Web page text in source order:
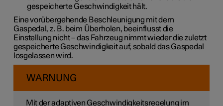
gespeicherte Geschwindigkeit hält.
Eine vorübergehende Beschleunigung mit dem
Gaspedal, z. B. beim Überholen, beeinflusst die
Einstellung nicht – das Fahrzeug nimmt wieder die zuletzt
gespeicherte Geschwindigkeit auf, sobald das Gaspedal
losgelassen wird.
WARNUNG
Mit der adaptiven Geschwindigkeitsregelung im